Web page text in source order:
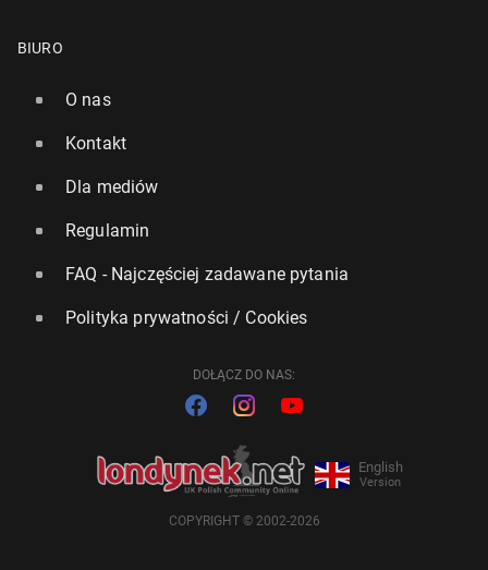
BIURO
O nas
Kontakt
Dla mediów
Regulamin
FAQ - Najczęściej zadawane pytania
Polityka prywatności / Cookies
DOŁĄCZ DO NAS:
English
Version
COPYRIGHT © 2002-2026